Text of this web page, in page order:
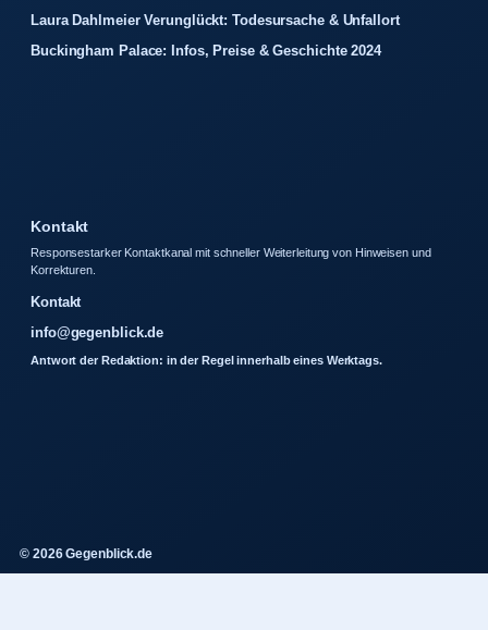
Laura Dahlmeier Verunglückt: Todesursache & Unfallort
Buckingham Palace: Infos, Preise & Geschichte 2024
Kontakt
Responsestarker Kontaktkanal mit schneller Weiterleitung von Hinweisen und
Korrekturen.
Kontakt
info@gegenblick.de
Antwort der Redaktion: in der Regel innerhalb eines Werktags.
© 2026 Gegenblick.de